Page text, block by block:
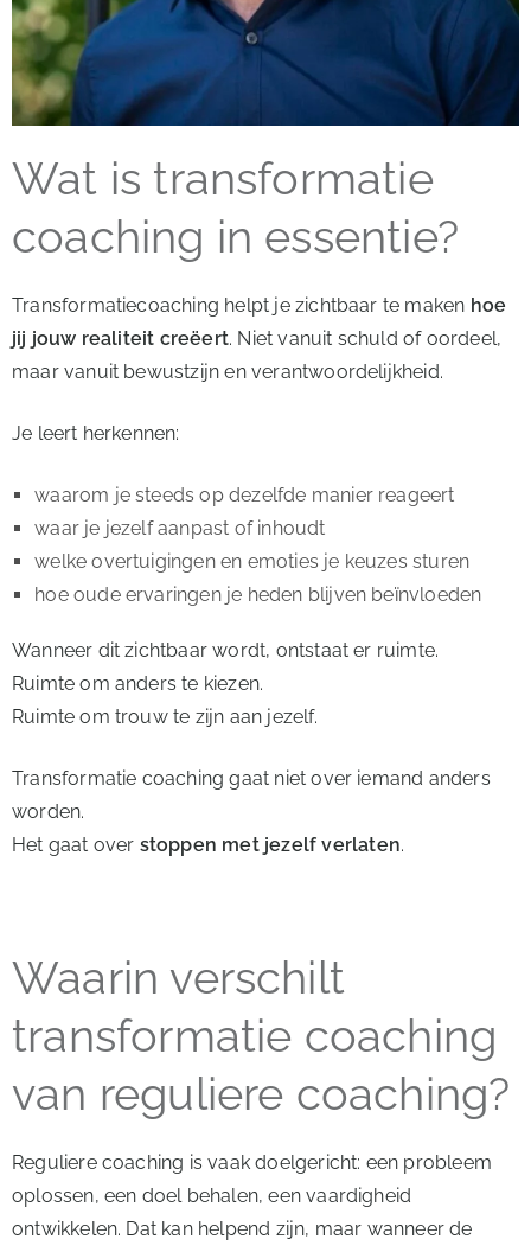
Wat is transformatie
coaching in essentie?
Transformatiecoaching helpt je zichtbaar te maken hoe
jij jouw realiteit creëert. Niet vanuit schuld of oordeel,
maar vanuit bewustzijn en verantwoordelijkheid.
Je leert herkennen:
waarom je steeds op dezelfde manier reageert
waar je jezelf aanpast of inhoudt
welke overtuigingen en emoties je keuzes sturen
hoe oude ervaringen je heden blijven beïnvloeden
Wanneer dit zichtbaar wordt, ontstaat er ruimte.
Ruimte om anders te kiezen.
Ruimte om trouw te zijn aan jezelf.
Transformatie coaching gaat niet over iemand anders
worden.
Het gaat over stoppen met jezelf verlaten.
Waarin verschilt
transformatie coaching
van reguliere coaching?
Reguliere coaching is vaak doelgericht: een probleem
oplossen, een doel behalen, een vaardigheid
ontwikkelen. Dat kan helpend zijn, maar wanneer de